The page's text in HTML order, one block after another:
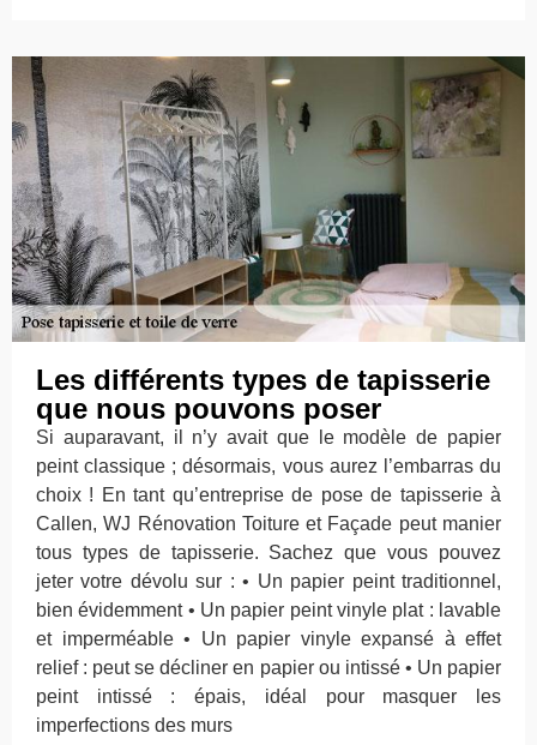
Les différents types de tapisserie
que nous pouvons poser
Si auparavant, il n’y avait que le modèle de papier
peint classique ; désormais, vous aurez l’embarras du
choix ! En tant qu’entreprise de pose de tapisserie à
Callen, WJ Rénovation Toiture et Façade peut manier
tous types de tapisserie. Sachez que vous pouvez
jeter votre dévolu sur : • Un papier peint traditionnel,
bien évidemment • Un papier peint vinyle plat : lavable
et imperméable • Un papier vinyle expansé à effet
relief : peut se décliner en papier ou intissé • Un papier
peint intissé : épais, idéal pour masquer les
imperfections des murs